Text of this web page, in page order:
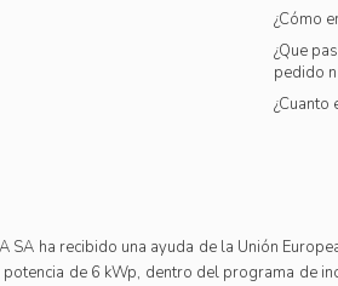
¿Cómo
¿Que
pedido
¿Cuanto
SA ha recibido una ayuda de la Unión
potencia de 6 kWp, dentro del programa de